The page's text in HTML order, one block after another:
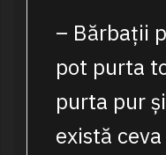
– Bărbații
pot purta
purta pur
există